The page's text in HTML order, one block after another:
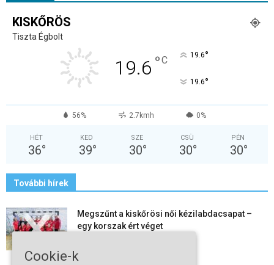
KISKŐRÖS
Tiszta Égbolt
19.6 °C 19.6°
19.6°
56% 2.7kmh 0%
HÉT
36°
KED
39°
SZE
30°
CSÜ
30°
PÉN
30°
További hírek
Megszűnt a kiskőrösi női kézilabdacsapat –
egy korszak ért véget
Cookie-k